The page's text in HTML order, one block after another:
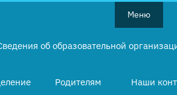
Меню
об образовательной
Родителям Наши